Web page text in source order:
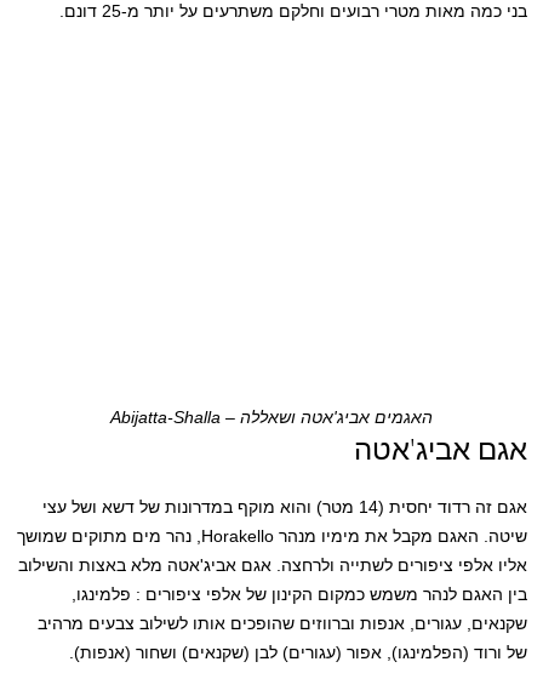
בני כמה מאות מטרי רבועים וחלקם משתרעים על יותר מ-25 דונם.
האגמים אביג'אטה ושאללה – Abijatta-Shalla
אגם אביג'אטה
אגם זה רדוד יחסית (14 מטר) והוא מוקף במדרונות של דשא ושל עצי
שיטה. האגם מקבל את מימיו מנהר Horakello, נהר מים מתוקים שמושך
אליו אלפי ציפורים לשתייה ולרחצה. אגם אביג'אטה מלא באצות והשילוב
בין האגם לנהר משמש כמקום הקינון של אלפי ציפורים : פלמינגו,
שקנאים, עגורים, אנפות וברווזים שהופכים אותו לשילוב צבעים מרהיב
של ורוד (הפלמינגו), אפור (עגורים) לבן (שקנאים) ושחור (אנפות).